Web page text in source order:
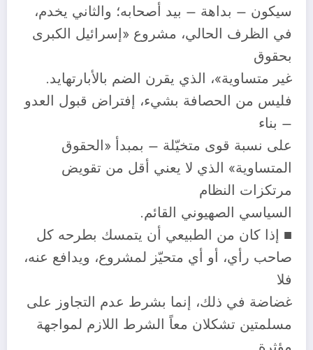
سيكون – بداهة – بيد أصحابه؛ والثاني يخدم،
في الظرف الحالي، مشروع «إسرائيل الكبرى
بحقوق
غير متساوية»، الذي يقرن الضم بالأبارتهايد.
فليس من الحصافة بشيء، إفتراض قبول العدو
– بناء
على نسبة قوى متخيّلة – بمبدأ «الحقوق
المتساوية» الذي لا يعني أقل من تقويض
مرتكزات النظام
السياسي الصهيوني القائم.
■ إذا كان من الطبيعي أن يتمسك بطرحه كل
صاحب رأي، أو أي متحيّز لمشروع، ويدافع عنه،
فلا
غضاضة في ذلك، إنما بشرط عدم التجاوز على
مسلمتين تشكلان معاً الشرط اللازم لمواجهة